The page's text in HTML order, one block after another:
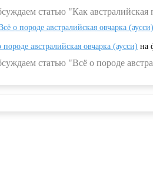
статью "Как
о породе австралийская овчарка (аусси)
породе австралийская овчарка (аусси) на
статью "Всё о породе